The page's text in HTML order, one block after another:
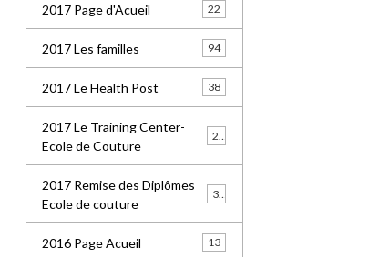
2017 Page d'Acueil 22
2017 Les familles 94
2017 Le Health Post 38
2017 Le Training Center-
Ecole de Couture
2017 Remise des Diplômes
Ecole de couture
2016 Page Acueil 13